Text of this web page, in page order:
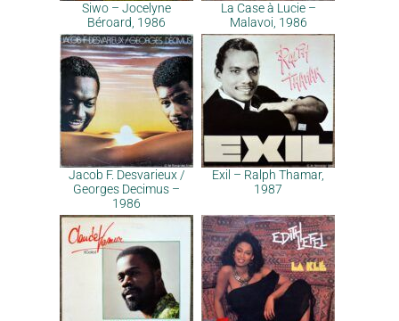
Siwo – Jocelyne
Béroard, 1986
La Case à Lucie –
Malavoi, 1986
Jacob F. Desvarieux /
Georges Decimus –
1986
Exil – Ralph Thamar,
1987